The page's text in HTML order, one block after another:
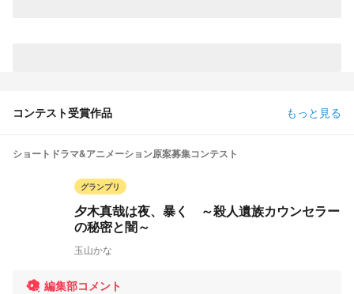
コンテスト受賞作品 もっと見る
ショートドラマ&アニメーション原案募集コンテスト
グランプリ
夕木真哉は夜、暴く ～殺人遺族カウンセラー
の秘密と闇～
玉山かな
編集部コメント